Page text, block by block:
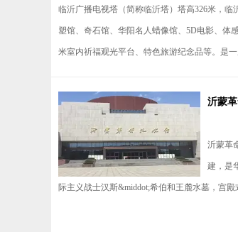
临沂广播电视塔（简称临沂塔）塔高326米，
塑馆、奇石馆、华阳名人蜡像馆、5D电影、体
米室内祈福观光平台、特色旅游纪念品等。是
沂蒙
沂蒙革
建，是
际主义战士汉斯&middot;希伯和王麓水墓，宫